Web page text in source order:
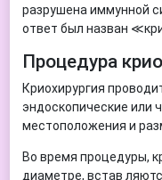
разрушена иммунной
ответ был назван
Процедура
Криохирургия
эндоскопические или
местоположения и
Во время процедуры,
диаметре, встав